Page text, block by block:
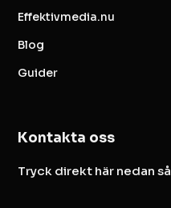
Effektivmedia.nu
Blog
Guider
Kontakta oss
Tryck direkt här nedan